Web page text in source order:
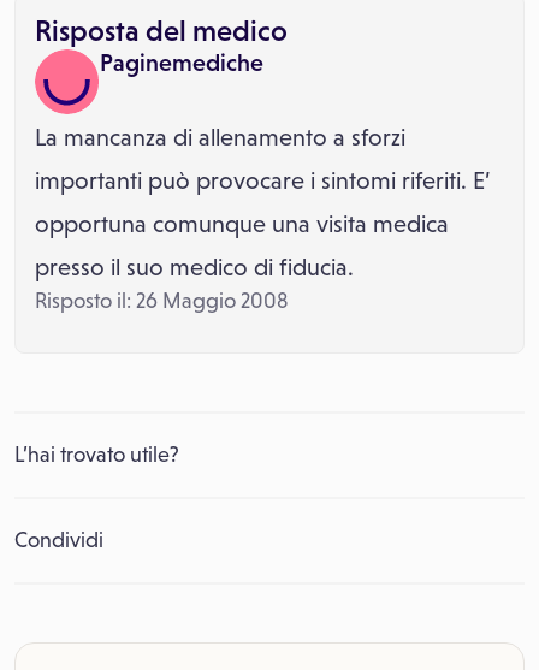
Risposta del medico
Paginemediche
La mancanza di allenamento a sforzi
importanti può provocare i sintomi riferiti. E’
opportuna comunque una visita medica
presso il suo medico di fiducia.
Risposto il: 26 Maggio 2008
L’hai trovato utile?
Condividi